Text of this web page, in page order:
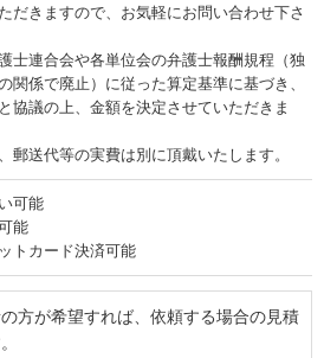
だきますので、お気軽にお問い合わせ下さ
士連合会や各単位会の弁護士報酬規程（独
関係で廃止）に従った算定基準に基づき、
協議の上、金額を決定させていただきま
郵送代等の実費は別に頂戴いたします。
可能
能
トカード決済可能
方が希望すれば、依頼する場合の見積